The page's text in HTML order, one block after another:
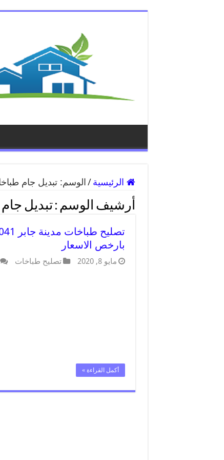
الرئيسية / الوسم:تبديل جام
أرشيف الوسم :تبديل
بارخص الاسعار
مايو 8, 2020 تصليح طباخات
أكمل القراءة »